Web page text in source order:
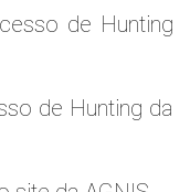
de Hunting
de Hunting da